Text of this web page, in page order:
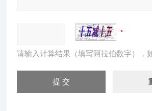
请输入计算结果（填写阿拉伯数字），